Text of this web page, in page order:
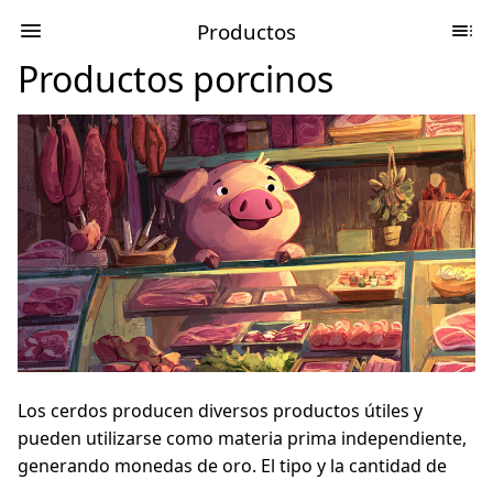
Productos
Productos porcinos
Los cerdos producen diversos productos útiles y
pueden utilizarse como materia prima independiente,
generando monedas de oro. El tipo y la cantidad de